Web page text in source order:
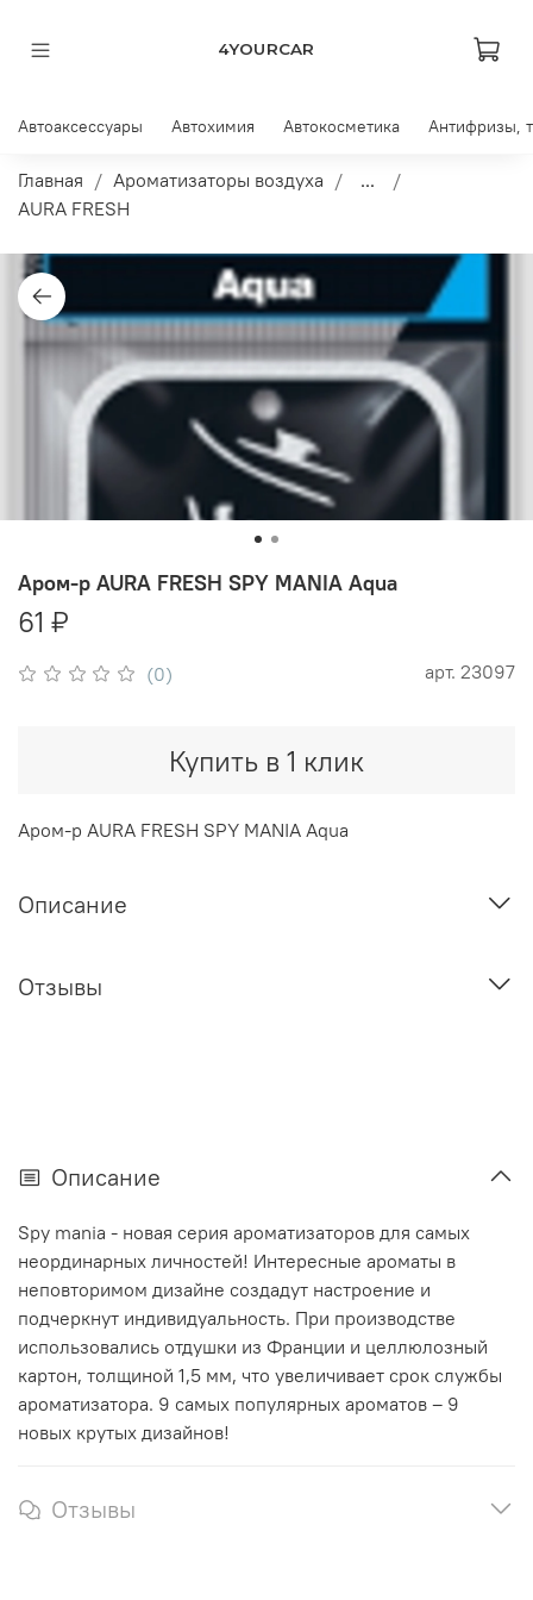
4YOURCAR
Автоаксессуары Автохимия Автокосметика Антифризы,
Главная Ароматизаторы воздуха
...
AURA FRESH
(0) арт. 23097
Аром-р AURA FRESH SPY MANIA Aqua
61 ₽
Купить в 1 клик
Аром-р AURA FRESH SPY MANIA Aqua
Описание
Отзывы
Описание
Spy mania - новая серия ароматизаторов для самых
неординарных личностей! Интересные ароматы в
неповторимом дизайне создадут настроение и
подчеркнут индивидуальность. При производстве
использовались отдушки из Франции и целлюлозный
картон, толщиной 1,5 мм, что увеличивает срок службы
ароматизатора. 9 самых популярных ароматов – 9
новых крутых дизайнов!
Отзывы